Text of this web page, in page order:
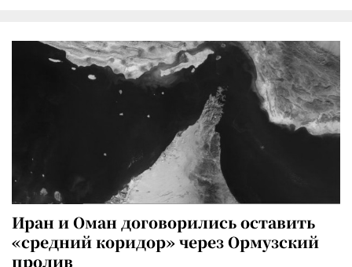
Иран и Оман договорились оставить
«средний коридор» через Ормузский
пролив